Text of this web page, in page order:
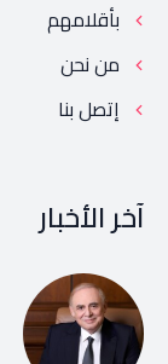
بأقلامهم
من نحن
إتصل بنا
آخر الأخبار